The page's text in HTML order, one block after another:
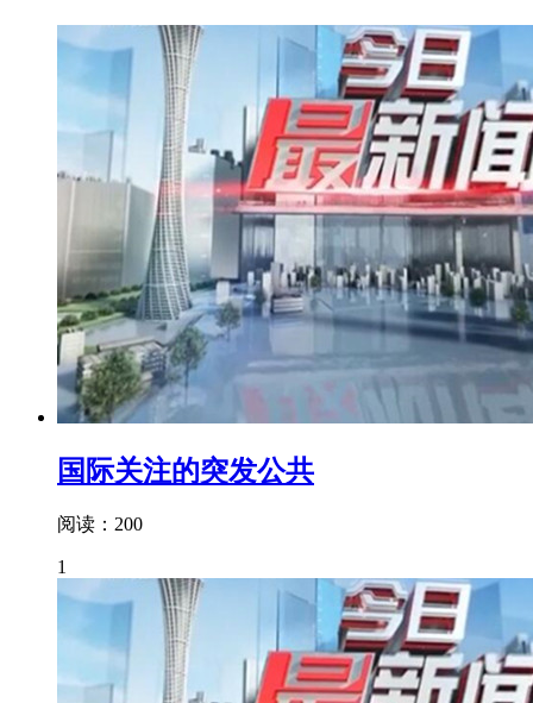
国际关注的突发公共
阅读：200
1